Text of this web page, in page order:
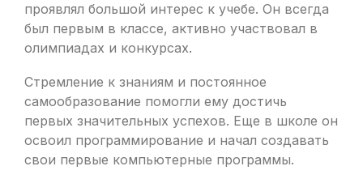
проявлял большой интерес к учебе. Он всегда
был первым в классе, активно участвовал в
олимпиадах и конкурсах.
Стремление к знаниям и постоянное
самообразование помогли ему достичь
первых значительных успехов. Еще в школе он
освоил программирование и начал создавать
свои первые компьютерные программы.